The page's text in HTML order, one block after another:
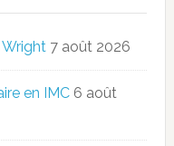
Wright 7 août 2026
en IMC 6 août